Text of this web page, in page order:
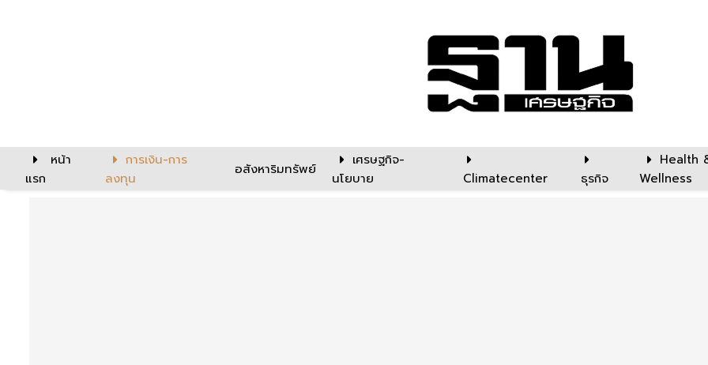
หน้า
แรก
การเงิน-การ
ลงทุน
อสังหาริมทรัพย์
เศรษฐกิจ-
นโยบาย
Climatecenter ธุรกิจ
Health
Wellness